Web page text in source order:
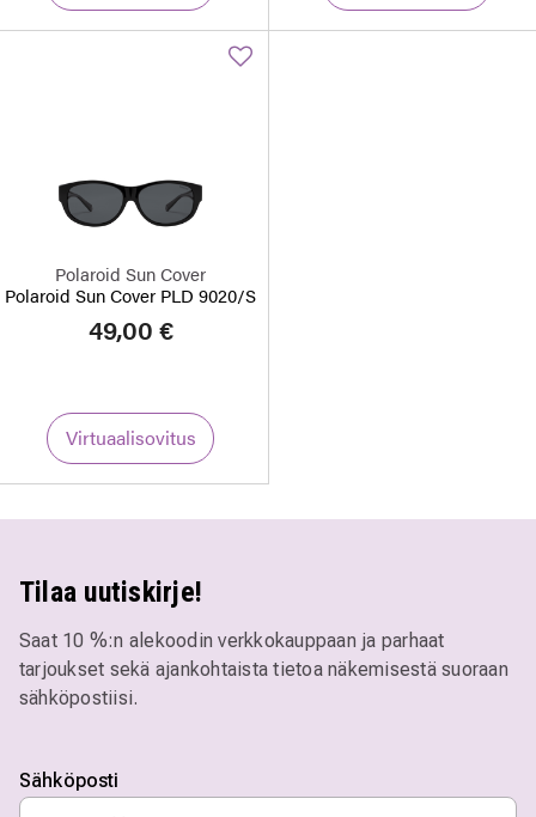
Polaroid Sun Cover
Polaroid Sun Cover PLD 9020/S
49,00 €
Virtuaalisovitus
Tilaa uutiskirje!
Saat 10 %:n alekoodin verkkokauppaan ja parhaat
tarjoukset sekä ajankohtaista tietoa näkemisestä suoraan
sähköpostiisi.
Sähköposti